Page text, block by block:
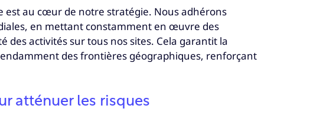
est au cœur de notre stratégie. Nous adhérons
en mettant constamment en œuvre des
des activités sur tous nos sites. Cela garantit la
des frontières géographiques, renforçant
atténuer les risques